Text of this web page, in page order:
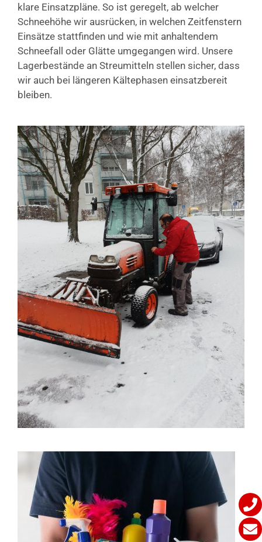
klare Einsatzpläne. So ist geregelt, ab welcher
Schneehöhe wir ausrücken, in welchen Zeitfenstern
Einsätze stattfinden und wie mit anhaltendem
Schneefall oder Glätte umgegangen wird. Unsere
Lagerbestände an Streumitteln stellen sicher, dass
wir auch bei längeren Kältephasen einsatzbereit
bleiben.